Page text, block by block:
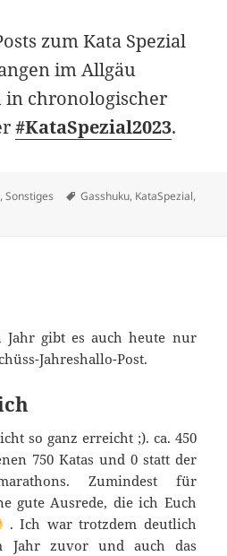
zum Kata Spezial
im Allgäu
in chronologischer
#KataSpezial2023.
,Sonstiges Schlagwörter
Gasshuku, KataSpezial,
gibt es auch heute nur
Jahreshallo-Post.
so ganz erreicht ;). ca. 450
750 Katas und 0 statt der
Zumindest für
gute Ausrede, die ich Euch
. Ich war trotzdem deutlich
Jahr zuvor und auch das